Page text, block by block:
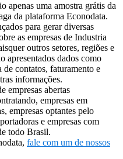
apenas uma amostra grátis da
da plataforma Econodata.
para gerar diversas
as empresas de Industria
outros setores, regiões e
apresentados dados como
de contatos, faturamento e
informações.
empresas abertas
empresas em
empresas optantes pelo
e empresas com
todo Brasil.
fale com um de nossos